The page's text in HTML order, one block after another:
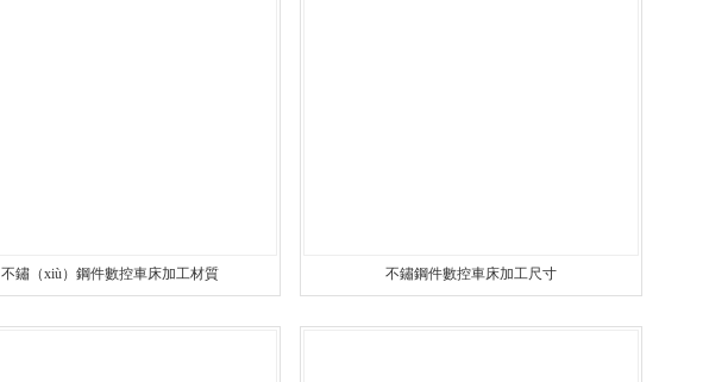
不鏽（xiù）鋼件數控車床加工材質 不鏽鋼件數控車床加工尺寸